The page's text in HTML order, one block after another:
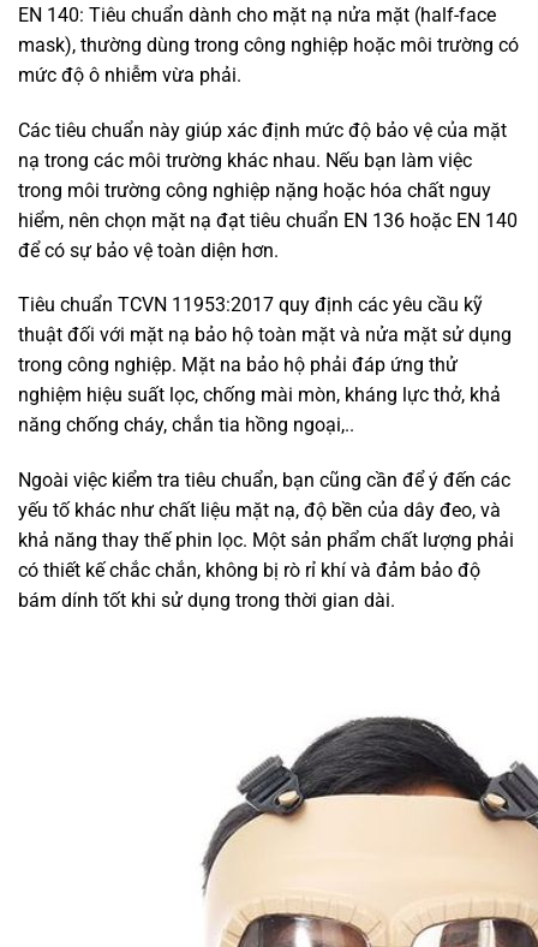
EN 140: Tiêu chuẩn dành cho mặt nạ nửa mặt (half-face
mask), thường dùng trong công nghiệp hoặc môi trường có
mức độ ô nhiễm vừa phải.
Các tiêu chuẩn này giúp xác định mức độ bảo vệ của mặt
nạ trong các môi trường khác nhau. Nếu bạn làm việc
trong môi trường công nghiệp nặng hoặc hóa chất nguy
hiểm, nên chọn mặt nạ đạt tiêu chuẩn EN 136 hoặc EN 140
để có sự bảo vệ toàn diện hơn.
Tiêu chuẩn TCVN 11953:2017 quy định các yêu cầu kỹ
thuật đối với mặt nạ bảo hộ toàn mặt và nửa mặt sử dụng
trong công nghiệp. Mặt na bảo hộ phải đáp ứng thử
nghiệm hiệu suất lọc, chống mài mòn, kháng lực thở, khả
năng chống cháy, chắn tia hồng ngoại,..
Ngoài việc kiểm tra tiêu chuẩn, bạn cũng cần để ý đến các
yếu tố khác như chất liệu mặt nạ, độ bền của dây đeo, và
khả năng thay thế phin lọc. Một sản phẩm chất lượng phải
có thiết kế chắc chắn, không bị rò rỉ khí và đảm bảo độ
bám dính tốt khi sử dụng trong thời gian dài.